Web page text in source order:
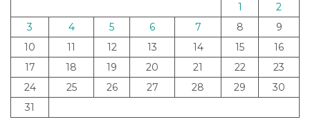
1
2
3
4 5 6 7 8
9
10
11 12 13 14 15
16
17
18 19 20 21 22
23
24
25 26 27 28 29
30
31